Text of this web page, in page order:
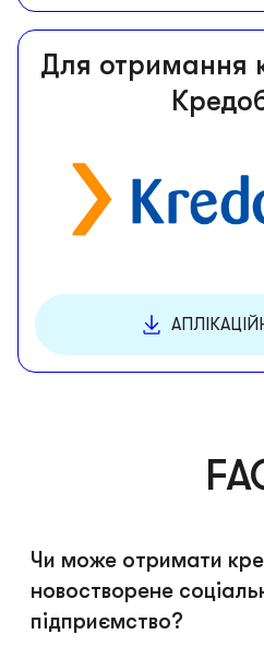
Для отримання
Чи може отримати
новостворене
підприємство?